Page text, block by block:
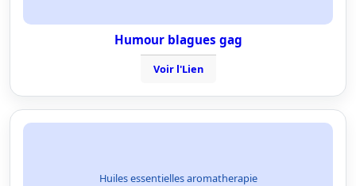
Humour blagues gag
Voir l'Lien
Huiles essentielles aromatherapie